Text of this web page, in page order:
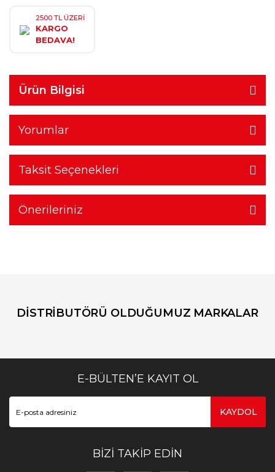
2500 TL ÜZERİ
KARGO
BEDAVA!
Ürün Bilgisi
Yorumlar
Taksit Seçenekleri
Önerileriniz
DİSTRİBUTÖRÜ OLDUĞUMUZ MARKALAR
E-BÜLTEN’E KAYIT OL
KAYDOL
BİZİ TAKİP EDİN